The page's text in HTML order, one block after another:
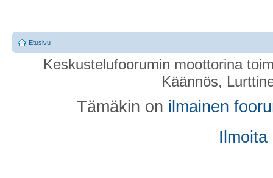
Etusivu
Keskustelufoorumin moottorina
Käännös,
Tämäkin on ilmainen